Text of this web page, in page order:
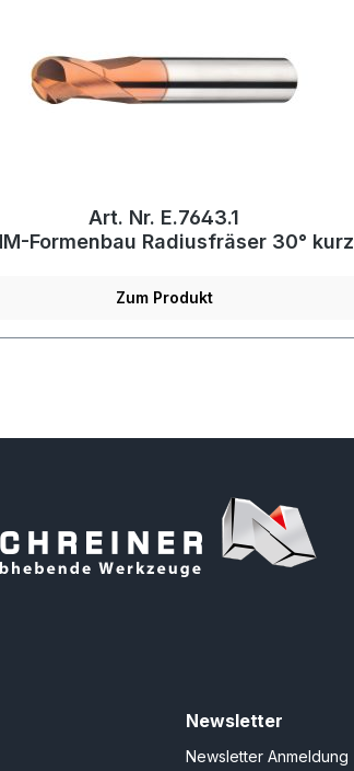
Art. Nr. E.7643.1
Formenbau Radiusfräser 30° kurz
Zum Produkt
Newsletter
Newsletter Anmeldung